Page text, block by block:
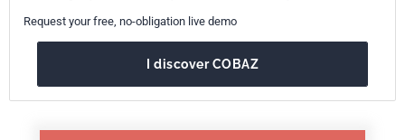
Request your free, no-obligation live demo
I discover COBAZ